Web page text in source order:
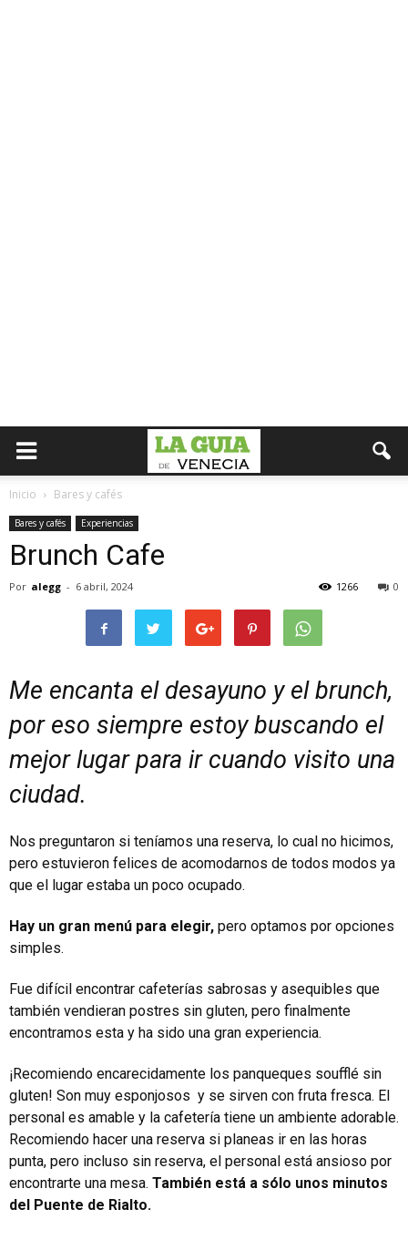
Inicio Bares y cafés
Bares y cafés Experiencias
Brunch Cafe
Por alegg - 6 abril, 2024 0
1266
Me encanta el desayuno y el brunch,
por eso siempre estoy buscando el
mejor lugar para ir cuando visito una
ciudad.
Nos preguntaron si teníamos una reserva, lo cual no hicimos,
pero estuvieron felices de acomodarnos de todos modos ya
que el lugar estaba un poco ocupado.
Hay un gran menú para elegir, pero optamos por opciones
simples.
Fue difícil encontrar cafeterías sabrosas y asequibles que
también vendieran postres sin gluten, pero finalmente
encontramos esta y ha sido una gran experiencia.
¡Recomiendo encarecidamente los panqueques soufflé sin
gluten! Son muy esponjosos y se sirven con fruta fresca. El
personal es amable y la cafetería tiene un ambiente adorable.
Recomiendo hacer una reserva si planeas ir en las horas
punta, pero incluso sin reserva, el personal está ansioso por
encontrarte una mesa. También está a sólo unos minutos
del Puente de Rialto.